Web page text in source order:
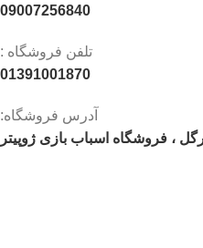
09007256840
تلفن فروشگاه :
01391001870
آدرس فروشگاه:
، فروشگاه اسباب بازی ژوپیتر